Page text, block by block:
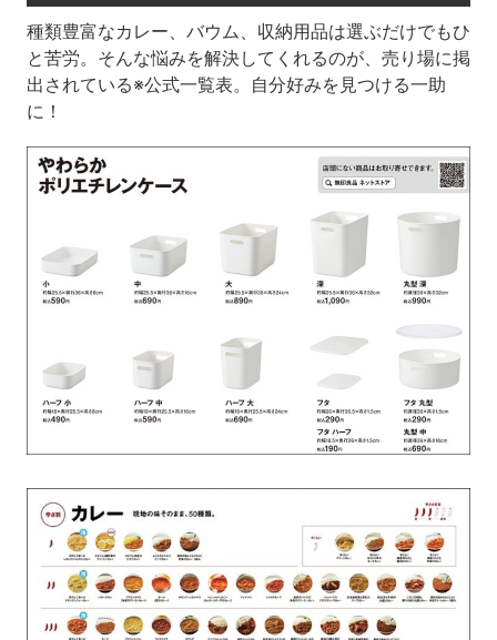
種類豊富なカレー、バウム、収納用品は選ぶだけでもひ
と苦労。そんな悩みを解決してくれるのが、売り場に掲
出されている※公式一覧表。自分好みを見つける一助
に！